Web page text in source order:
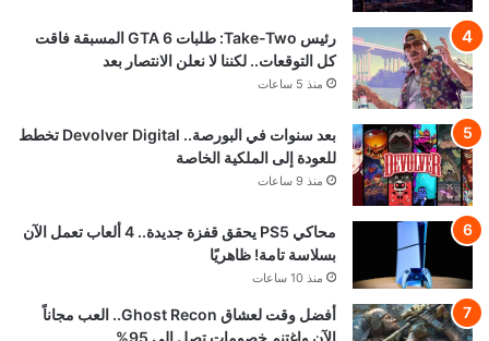
رئيس Take-Two: طلبات GTA 6 المسبقة فاقت
كل التوقعات.. لكننا لا نعلن الانتصار بعد
منذ 5 ساعات
بعد سنوات في البورصة.. Devolver Digital تخطط
للعودة إلى الملكية الخاصة
منذ 9 ساعات
محاكي PS5 يحقق قفزة جديدة.. 4 ألعاب تعمل الآن
بسلاسة تامة! ظاهريًا
منذ 10 ساعات
أفضل وقت لعشاق Ghost Recon.. العب مجاناً
الآن واغتنم خصومات تصل إلى 95%